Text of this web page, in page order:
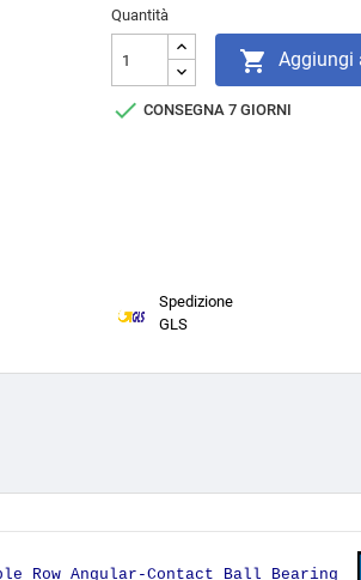
Quantità
 Aggiungi
 CONSEGNA 7 GIORNI
Spedizione
GLS
Row Angular-Contact Ball Bearing